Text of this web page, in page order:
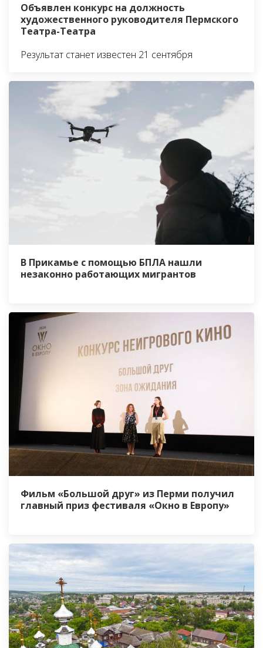
Объявлен конкурс на должность
художественного руководителя Пермского
Театра-Театра
Результат станет известен 21 сентября
В Прикамье с помощью БПЛА нашли
незаконно работающих мигрантов
Фильм «Большой друг» из Перми получил
главный приз фестиваля «Окно в Европу»